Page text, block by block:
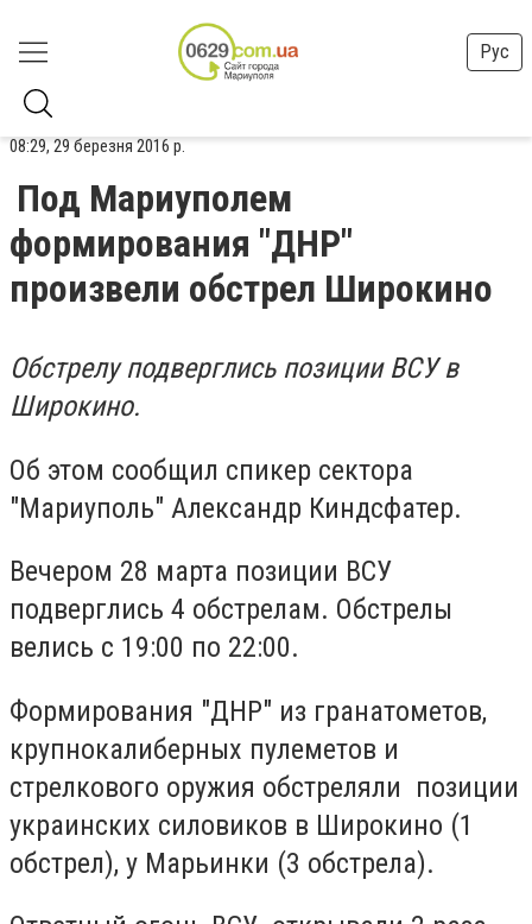
Рус
08:29, 29 березня 2016 р.
Под Мариуполем
формирования "ДНР"
произвели обстрел Широкино
Обстрелу подверглись позиции ВСУ в
Широкино.
Об этом сообщил спикер сектора
"Мариуполь" Александр Киндсфатер.
Вечером 28 марта позиции ВСУ
подверглись 4 обстрелам. Обстрелы
велись с 19:00 по 22:00.
Формирования "ДНР" из гранатометов,
крупнокалиберных пулеметов и
стрелкового оружия обстреляли позиции
украинских силовиков в Широкино (1
обстрел), у Марьинки (3 обстрела).